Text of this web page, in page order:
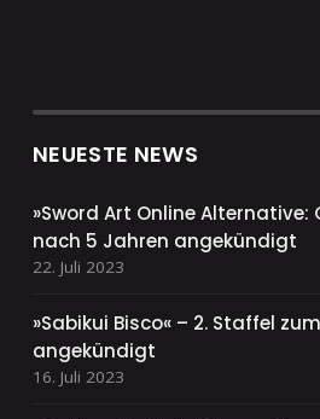
NEUESTE NEWS
»Sword Art Online Alternative:
nach 5 Jahren angekündigt
22. Juli 2023
»Sabikui Bisco« – 2. Staffel
angekündigt
16. Juli 2023